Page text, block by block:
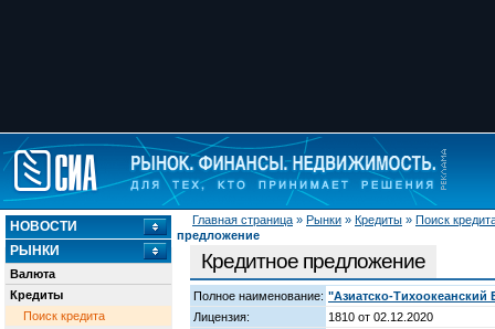
Главная страница » Рынки » Кредиты » Поиск
предложение
НОВОСТИ
РЫНКИ
Валюта
Кредиты
Поиск кредита
Кредитное предложение
Полное наименование: "Азиатско-
Лицензия:
1810 от 02.12.2020